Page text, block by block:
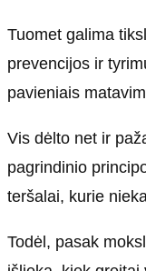
Tuomet galima
prevencijos ir
pavieniais
Vis dėlto net ir
pagrindinio
teršalai, kurie
Todėl, pasak